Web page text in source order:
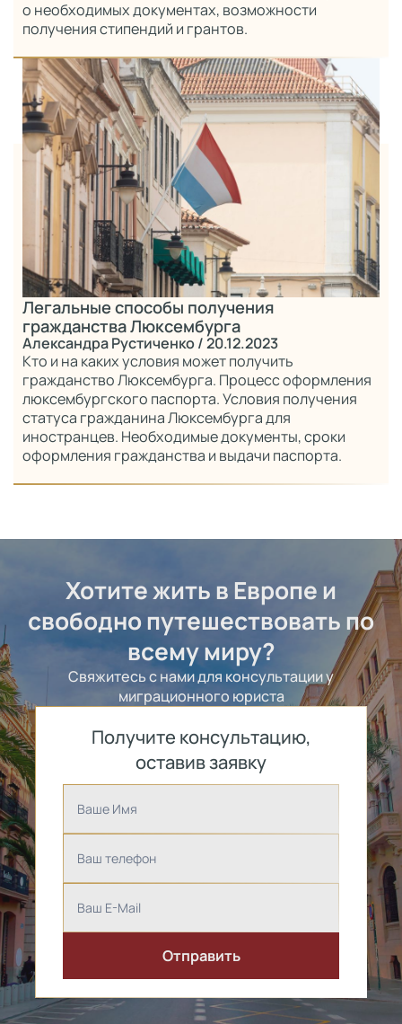
о необходимых документах, возможности
получения стипендий и грантов.
Легальные способы получения
гражданства Люксембурга
Александра Рустиченко/ 20.12.2023
Кто и на каких условия может получить
гражданство Люксембурга. Процесс оформления
люксембургского паспорта. Условия получения
статуса гражданина Люксембурга для
иностранцев. Необходимые документы, сроки
оформления гражданства и выдачи паспорта.
Хотите жить в Европе и
свободно путешествовать по
всему миру?
Свяжитесь с нами для консультации у
миграционного юриста
Получите консультацию,
оставив заявку